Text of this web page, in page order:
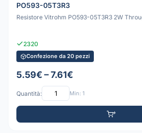
PO593-05T3R3
Resistore Vitrohm PO593-05T3R3 2W
2320
Confezione da 20 pezzi
5.59€ – 7.61€
Quantità: Min: 1